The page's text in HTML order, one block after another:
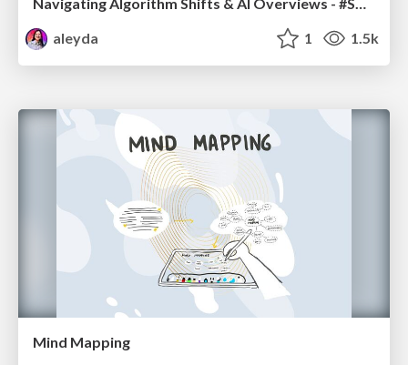
aleyda
1 1.5k
Mind Mapping